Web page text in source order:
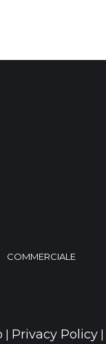
COMMERCIALE
Privacy Policy